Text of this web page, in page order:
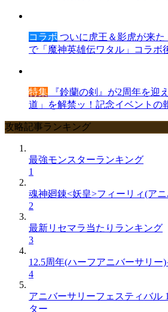
コラボ ついに虎王＆影虎が来た
で「魔神英雄伝ワタル」コラボ
特集 『鈴蘭の剣』が2周年を迎
道」を解禁ッ！記念イベントの
攻略記事ランキング
最強モンスターランキング
1
魂神廻錬<妖皇>フィーリィ(ア
2
最新リセマラ当たりランキング
3
12.5周年(ハーフアニバーサリー
4
アニバーサリーフェスティバル
ター